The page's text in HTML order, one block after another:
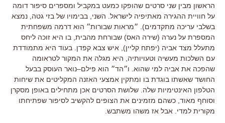
הראשון מבין שני סרטים שהופקו כמעט במקביל ומספרים סיפור דומה
על חוויית ההגירה מאתיפיה לישראל. השני, בבימויו של בזי גטה, נמצא
בשלבי עריכה מתקדמים). ״מראות שבורות״ הוא דרמה משפחתית
המספרת על נערה (שירה האס) שבורחת מהבית, בו היא זוכה ליחס
מתעלל מצד אביה (יפתח קליין), איש צבא קפדן. בעוד היא מתמודדת
עם השלכות מעשיה וטעויותיה, היא מגלה את המקור לטראומה
שהפכה את אביה למי שהוא. ו״הד״ הוא פילם–נואר העוסק בבעל
החושד שאשתו בוגדת בו ומתקין אמצעי האזנה המקליטים את שיחות
הטלפון האינטימיות שלה. שלושת הסרטים אכן מתחילים באופן מסקרן
וסוחף מאוד, כשהם מזמינים את הצופים להקשיב לסיפור שפתיחתו
מקורית למדי. אבל אז משהו משתבש.